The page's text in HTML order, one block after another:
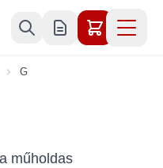
G
műholdas